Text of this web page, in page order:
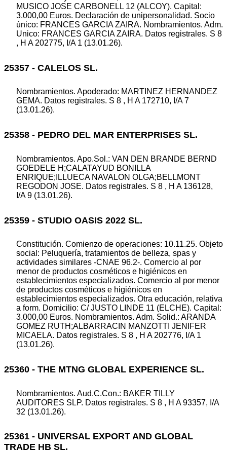
MUSICO JOSE CARBONELL 12 (ALCOY). Capital:
3.000,00 Euros. Declaración de unipersonalidad. Socio
único: FRANCES GARCIA ZAIRA. Nombramientos. Adm.
Unico: FRANCES GARCIA ZAIRA. Datos registrales. S 8
, H A 202775, I/A 1 (13.01.26).
25357 - CALELOS SL.
Nombramientos. Apoderado: MARTINEZ HERNANDEZ
GEMA. Datos registrales. S 8 , H A 172710, I/A 7
(13.01.26).
25358 - PEDRO DEL MAR ENTERPRISES SL.
Nombramientos. Apo.Sol.: VAN DEN BRANDE BERND
GOEDELE H;CALATAYUD BONILLA
ENRIQUE;ILLUECA NAVALON OLGA;BELLMONT
REGODON JOSE. Datos registrales. S 8 , H A 136128,
I/A 9 (13.01.26).
25359 - STUDIO OASIS 2022 SL.
Constitución. Comienzo de operaciones: 10.11.25. Objeto
social: Peluquería, tratamientos de belleza, spas y
actividades similares -CNAE 96.2-. Comercio al por
menor de productos cosméticos e higiénicos en
establecimientos especializados. Comercio al por menor
de productos cosméticos e higiénicos en
establecimientos especializados. Otra educación, relativa
a form. Domicilio: C/ JUSTO LINDE 11 (ELCHE). Capital:
3.000,00 Euros. Nombramientos. Adm. Solid.: ARANDA
GOMEZ RUTH;ALBARRACIN MANZOTTI JENIFER
MICAELA. Datos registrales. S 8 , H A 202776, I/A 1
(13.01.26).
25360 - THE MTNG GLOBAL EXPERIENCE SL.
Nombramientos. Aud.C.Con.: BAKER TILLY
AUDITORES SLP. Datos registrales. S 8 , H A 93357, I/A
32 (13.01.26).
25361 - UNIVERSAL EXPORT AND GLOBAL
TRADE HB SL.